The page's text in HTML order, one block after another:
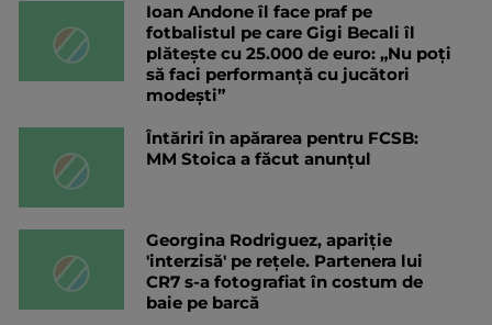
Ioan Andone îl face praf pe
fotbalistul pe care Gigi Becali îl
plătește cu 25.000 de euro: „Nu poți
să faci performanță cu jucători
modești”
Întăriri în apărarea pentru FCSB:
MM Stoica a făcut anunțul
Georgina Rodriguez, apariție
'interzisă' pe rețele. Partenera lui
CR7 s-a fotografiat în costum de
baie pe barcă